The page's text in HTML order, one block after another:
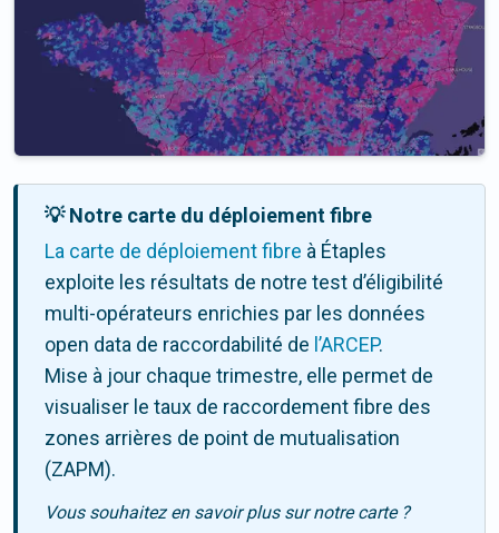
💡 Notre carte du déploiement fibre
La carte de déploiement fibre à Étaples
exploite les résultats de notre test d’éligibilité
multi-opérateurs enrichies par les données
open data de raccordabilité de l’ARCEP.
Mise à jour chaque trimestre, elle permet de
visualiser le taux de raccordement fibre des
zones arrières de point de mutualisation
(ZAPM).
Vous souhaitez en savoir plus sur notre carte ?